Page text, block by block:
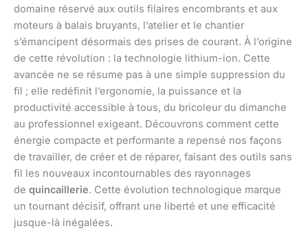
domaine réservé aux outils filaires encombrants et aux
moteurs à balais bruyants, l’atelier et le chantier
s’émancipent désormais des prises de courant. À l’origine
de cette révolution : la technologie lithium-ion. Cette
avancée ne se résume pas à une simple suppression du
fil ; elle redéfinit l’ergonomie, la puissance et la
productivité accessible à tous, du bricoleur du dimanche
au professionnel exigeant. Découvrons comment cette
énergie compacte et performante a repensé nos façons
de travailler, de créer et de réparer, faisant des outils sans
fil les nouveaux incontournables des rayonnages
de quincaillerie. Cette évolution technologique marque
un tournant décisif, offrant une liberté et une efficacité
jusque-là inégalées.